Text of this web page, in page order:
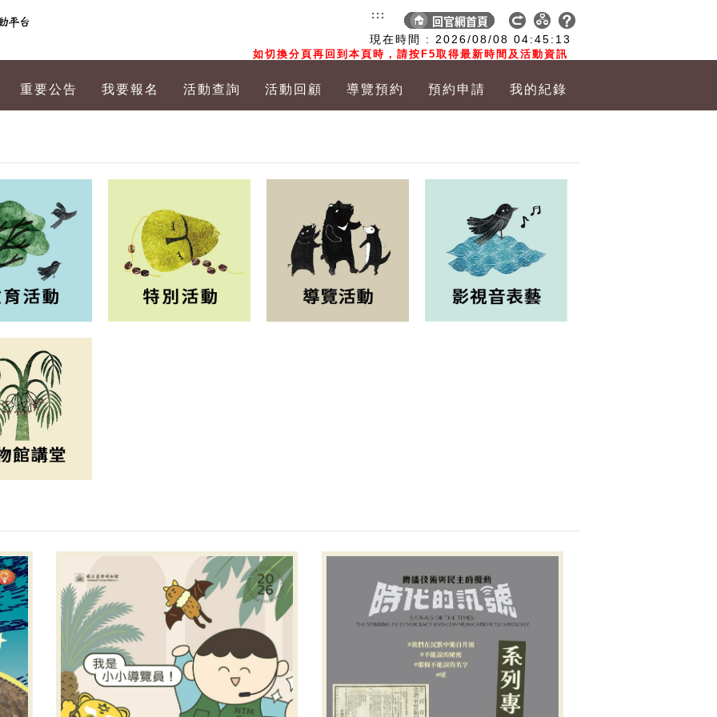
現在時間 : 2026/08/08 04:45:14
如切換分頁再回到本頁時，請按F5取得最新時間及活動資訊
:::
重要公告 我要報名 活動查詢 活動回顧 導覽預約 預約申請 我的紀錄